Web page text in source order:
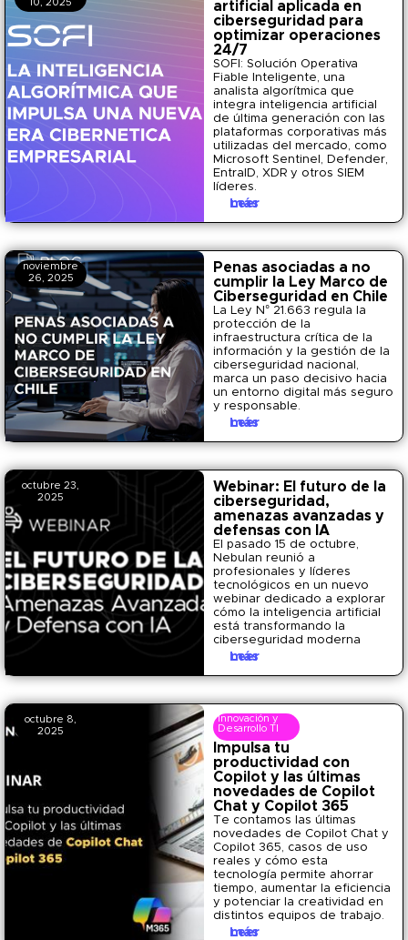
artificial aplicada en
ciberseguridad para
optimizar operaciones
24/7
SOFI: Solución Operativa
Fiable Inteligente, una
analista algorítmica que
integra inteligencia artificial
de última generación con las
plataformas corporativas más
utilizadas del mercado, como
Microsoft Sentinel, Defender,
EntraID, XDR y otros SIEM
líderes.
Leer más
noviembre
26, 2025
Penas asociadas a no
cumplir la Ley Marco de
Ciberseguridad en Chile
La Ley N° 21.663 regula la
protección de la
infraestructura crítica de la
información y la gestión de la
ciberseguridad nacional,
marca un paso decisivo hacia
un entorno digital más seguro
y responsable.
Leer más
octubre 23,
2025
Webinar: El futuro de la
ciberseguridad,
amenazas avanzadas y
defensas con IA
El pasado 15 de octubre,
Nebulan reunió a
profesionales y líderes
tecnológicos en un nuevo
webinar dedicado a explorar
cómo la inteligencia artificial
está transformando la
ciberseguridad moderna
Leer más
octubre 8,
2025
Innovación y
Desarrollo TI
Impulsa tu
productividad con
Copilot y las últimas
novedades de Copilot
Chat y Copilot 365
Te contamos las últimas
novedades de Copilot Chat y
Copilot 365, casos de uso
reales y cómo esta
tecnología permite ahorrar
tiempo, aumentar la eficiencia
y potenciar la creatividad en
distintos equipos de trabajo.
Leer más